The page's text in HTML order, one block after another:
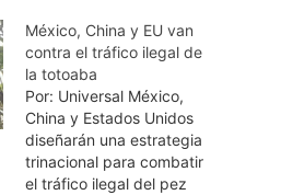
México, China y EU van
contra el tráfico ilegal de
la totoaba
Por: Universal México,
China y Estados Unidos
diseñarán una estrategia
trinacional para combatir
el tráfico ilegal del pez